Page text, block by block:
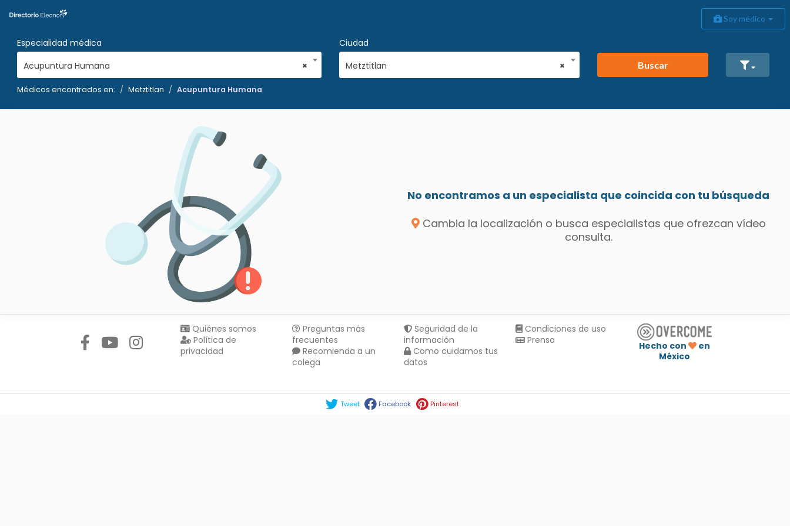
Soy médico
Especialidad médica
×
Acupuntura Humana
Ciudad
×
Metztitlan Buscar
Médicos encontrados en: Metztitlan Acupuntura Humana
No encontramos a un especialista que coincida con tu búsqueda
Cambia la localización o busca especialistas que ofrezcan vídeo
consulta.
Quiénes somos
Política de
privacidad
Preguntas más
frecuentes
Recomienda a un
colega
Seguridad de la
información
Como cuidamos tus
datos
Condiciones de uso
Prensa
Hecho con
en
México
Tweet Facebook Pinterest